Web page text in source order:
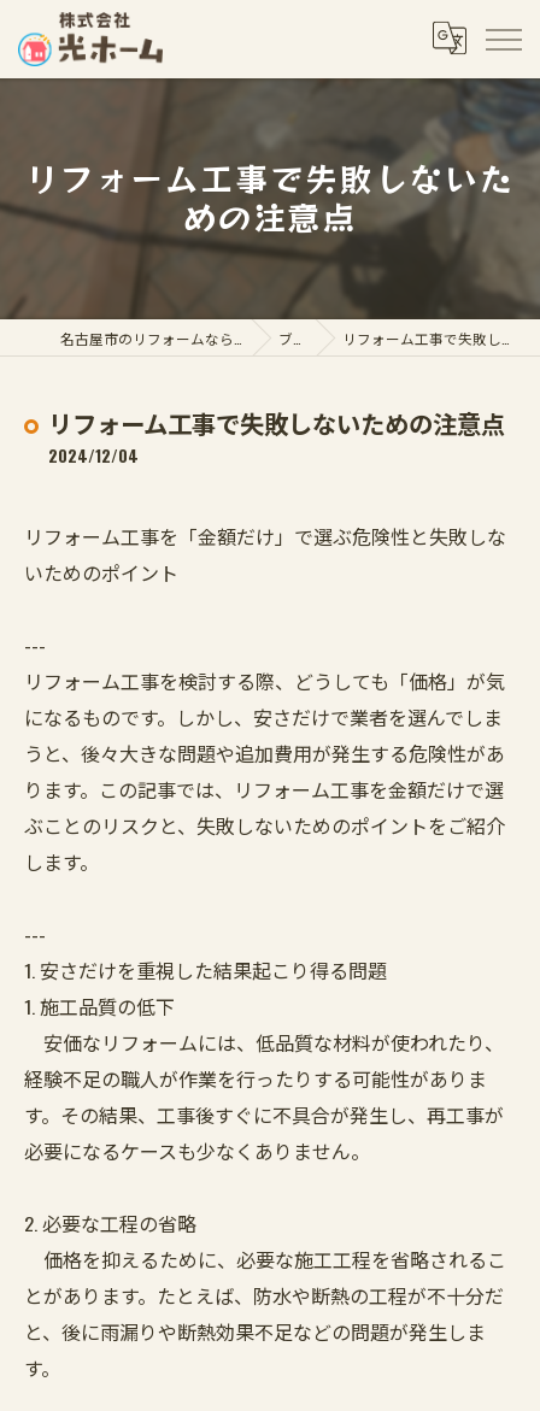
リフォーム工事で失敗しないた
めの注意点
ブログ リフォーム工事で失敗しないための注意点
リフォーム工事で失敗しないための注意点
2024/12/04
リフォーム工事を「金額だけ」で選ぶ危険性と失敗しな
いためのポイント
---
リフォーム工事を検討する際、どうしても「価格」が気
になるものです。しかし、安さだけで業者を選んでしま
うと、後々大きな問題や追加費用が発生する危険性があ
ります。この記事では、リフォーム工事を金額だけで選
ぶことのリスクと、失敗しないためのポイントをご紹介
します。
---
1. 安さだけを重視した結果起こり得る問題
1. 施工品質の低下
安価なリフォームには、低品質な材料が使われたり、
経験不足の職人が作業を行ったりする可能性がありま
す。その結果、工事後すぐに不具合が発生し、再工事が
必要になるケースも少なくありません。
2. 必要な工程の省略
価格を抑えるために、必要な施工工程を省略されるこ
とがあります。たとえば、防水や断熱の工程が不十分だ
と、後に雨漏りや断熱効果不足などの問題が発生しま
す。